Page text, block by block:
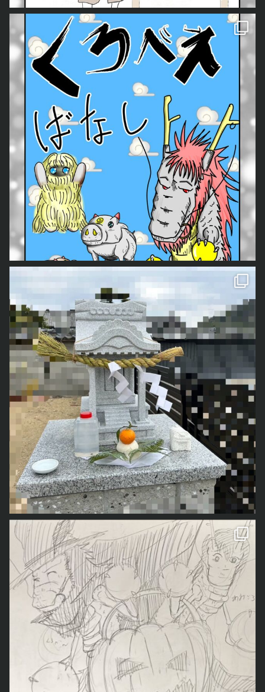
我が家では毎年、私の父手作りのしめ縄を飾
なので、いくつかハロウィンイベントに参加してきました
くろべぇ
がハロウィンの